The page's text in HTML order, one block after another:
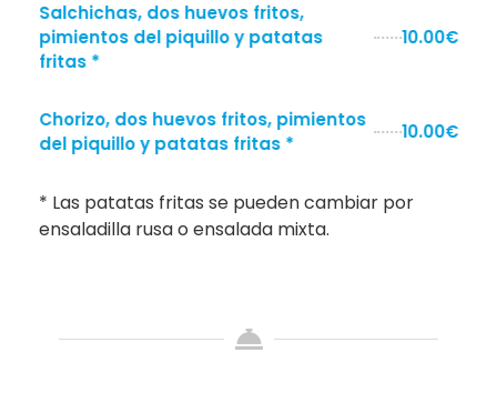
Salchichas, dos huevos fritos,
pimientos del piquillo y patatas
fritas *
10.00€
Chorizo, dos huevos fritos, pimientos
del piquillo y patatas fritas *
10.00€
* Las patatas fritas se pueden cambiar por
ensaladilla rusa o ensalada mixta.